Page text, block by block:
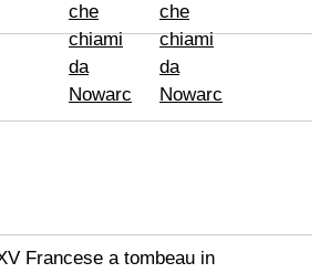
Francese a tombeau in